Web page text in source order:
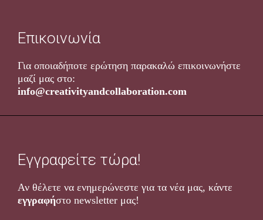
Επικοινωνία
Για οποιαδήποτε ερώτηση παρακαλώ επικοινωνήστε
μαζί μας στο:
info@creativityandcollaboration.com
Εγγραφείτε τώρα!
Αν θέλετε να ενημερώνεστε για τα νέα μας, κάντε
εγγραφήστο newsletter μας!